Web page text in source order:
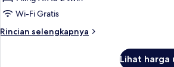
Suite
Level
Wi-Fi Gratis
Rincian selengkapnya
Rincian
Lihat harga